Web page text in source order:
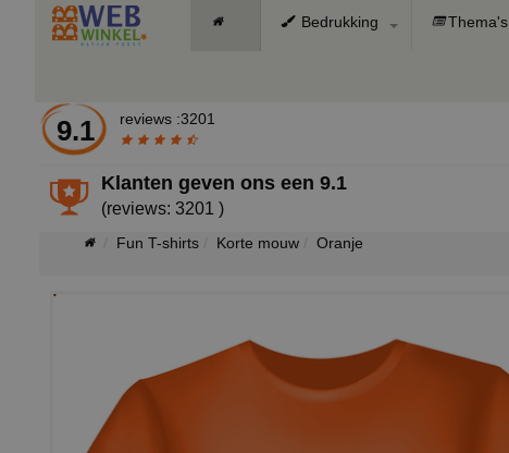
Bedrukking Thema's
9.1 reviews :3201
Klanten geven ons een9.1
(reviews: 3201 )
Fun T-shirts Korte mouw Oranje